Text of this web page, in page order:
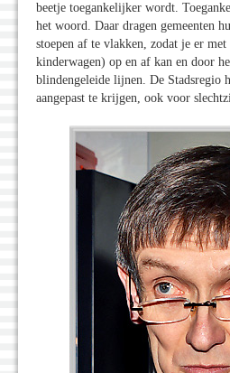
beetje toegankelijker wordt.
het woord. Daar dragen gemeenten
stoepen af te vlakken, zodat je er
kinderwagen) op en af kan en door
blindengeleide lijnen. De Stadsregio
aangepast te krijgen, ook voor